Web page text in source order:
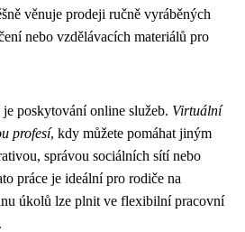
věnuje prodeji ručně vyráběných
nebo vzdělávacích materiálů pro
poskytování online služeb. Virtuální
profesí, kdy můžete pomáhat jiným
správou sociálních sítí nebo
práce je ideální pro rodiče na
úkolů lze plnit ve flexibilní pracovní